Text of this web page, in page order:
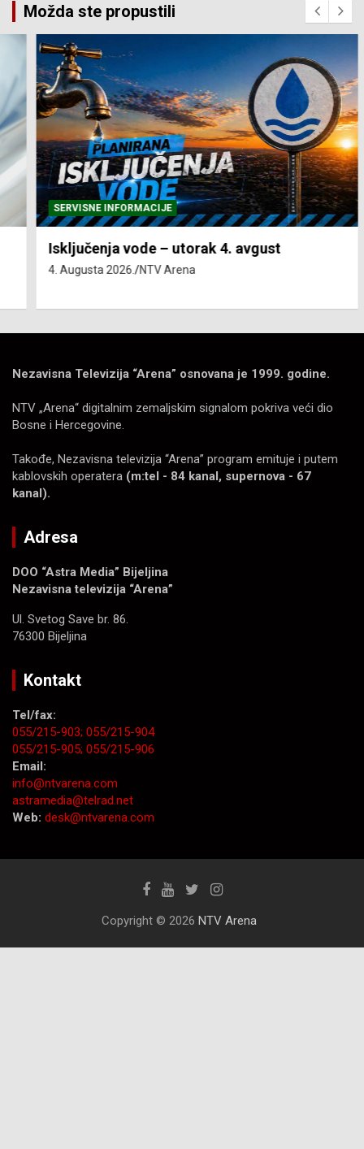
Možda ste propustili
SERVISNE INFORMACIJE
Isključenja vode – utorak 4. avgust
4. Augusta 2026. NTV Arena
Nezavisna Televizija “Arena” osnovana je 1999. godine.
NTV „Arena“ digitalnim zemaljskim signalom pokriva veći dio
Bosne i Hercegovine.
Takođe, Nezavisna televizija “Arena” program emituje i putem
kablovskih operatera (m:tel - 84 kanal, supernova - 67
kanal).
Adresa
DOO “Astra Media” Bijeljina
Nezavisna televizija “Arena”
Ul. Svetog Save br. 86.
76300 Bijeljina
Kontakt
Tel/fax:
055/215-903; 055/215-904
055/215-905; 055/215-906
Email:
info@ntvarena.com
astramedia@telrad.net
Web: desk@ntvarena.com
Copyright © 2026 NTV Arena